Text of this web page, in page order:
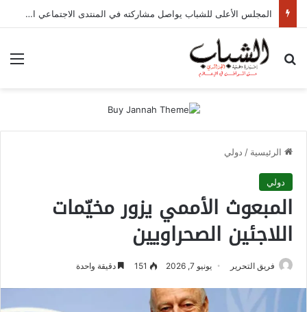
المجلس الأعلى للشباب يواصل مشاركته في المنتدى الاجتماعي العالمي 2026 بالبنين
بحث عن
الرئيسية / دولي
دولي
المبعوث الأممي يزور مخيّمات
اللاجئين الصحراويين
فريق التحرير يونيو 7, 2026 151 دقيقة واحدة